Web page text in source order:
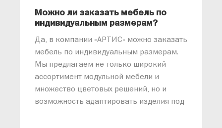
Можно ли заказать мебель по
индивидуальным размерам?
Да, в компании «АРТИС» можно заказать
мебель по индивидуальным размерам.
Мы предлагаем не только широкий
ассортимент модульной мебели и
множество цветовых решений, но и
возможность адаптировать изделия под